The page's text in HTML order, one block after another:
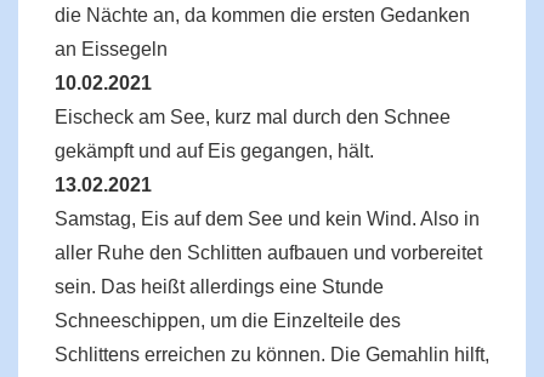
die Nächte an, da kommen die ersten Gedanken
an Eissegeln
10.02.2021
Eischeck am See, kurz mal durch den Schnee
gekämpft und auf Eis gegangen, hält.
13.02.2021
Samstag, Eis auf dem See und kein Wind. Also in
aller Ruhe den Schlitten aufbauen und vorbereitet
sein. Das heißt allerdings eine Stunde
Schneeschippen, um die Einzelteile des
Schlittens erreichen zu können. Die Gemahlin hilft,